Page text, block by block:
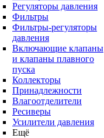
Регуляторы давления
Фильтры
Фильтры-регуляторы
давления
Включающие клапаны
и клапаны плавного
пуска
Коллекторы
Принадлежности
Влагоотделители
Ресиверы
Усилители давления
Ещё